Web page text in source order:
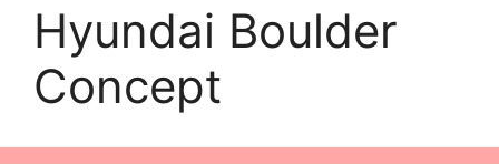
Hyundai Boulder
Concept